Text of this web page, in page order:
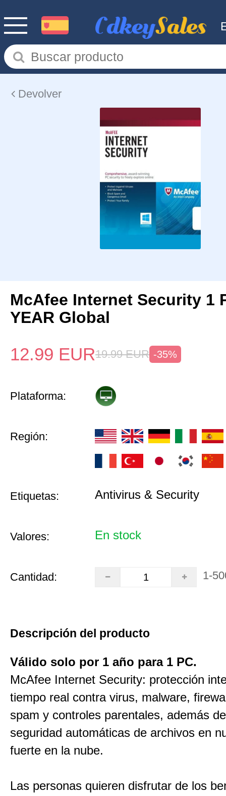
Devolver
McAfee Internet Security 1
YEAR Global
12.99 EUR19.99 EUR -35%
Plataforma:
Región:
Etiquetas: Antivirus & Security
Valores: En stock
Cantidad: 1-
Descripción del producto
Válido solo por 1 año para 1 PC.
McAfee Internet Security: protección
tiempo real contra virus, malware,
spam y controles parentales, además
seguridad automáticas de archivos en
fuerte en la nube.
Las personas quieren disfrutar de los